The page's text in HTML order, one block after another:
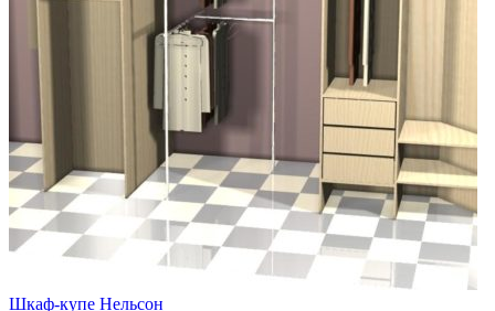
Шкаф-купе Нельсон